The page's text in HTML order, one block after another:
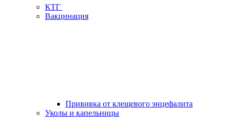
КТГ
Вакцинация
Прививка от клещевого энцефалита
Уколы и капельницы